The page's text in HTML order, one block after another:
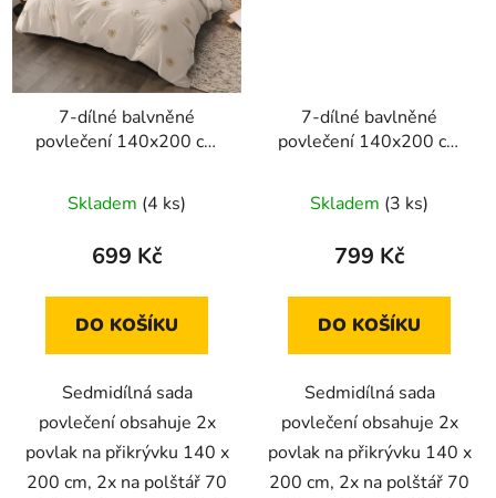
7-dílné balvněné
povlečení 140x200 cm
kvítky
Skladem (4 ks)
699 Kč
DO KOŠÍKU
Sedmidílná sada
povlečení obsahuje 2x
povlak na přikrývku 140 x
200 cm, 2x na polštář 70
7-dílné bavlněné
povlečení 140x200 cm
Skladem (3 ks)
799 Kč
DO KOŠÍKU
Sedmidílná sada
povlečení obsahuje 2x
povlak na přikrývku 140 x
200 cm, 2x na polštář 70